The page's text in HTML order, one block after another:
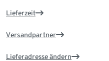
Lieferzeit
Versandpartner
Lieferadresse ändern